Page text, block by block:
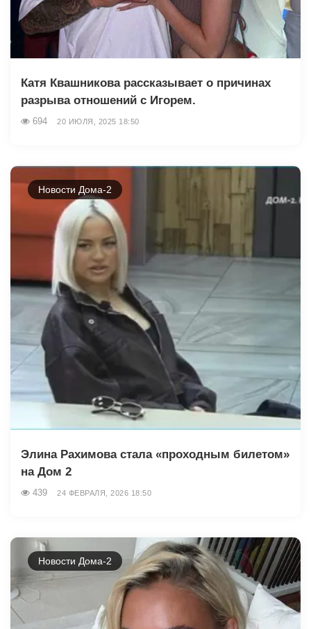
Катя Квашникова рассказывает о причинах
разрыва отношений с Игорем.
694 20 ИЮЛЯ, 2025 18:50
Новости Дома-2
Элина Рахимова стала «проходным билетом»
на Дом 2
439 24 ФЕВРАЛЯ, 2026 18:50
Новости Дома-2